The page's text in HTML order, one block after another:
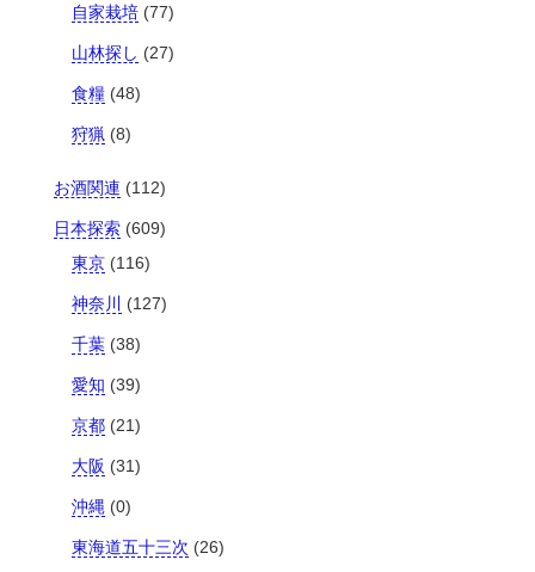
自家栽培(77)
山林探し (27)
食糧(48)
狩猟 (8)
お酒関連 (112)
日本探索(609)
東京(116)
神奈川 (127)
千葉(38)
愛知 (39)
京都(21)
大阪 (31)
沖縄 (0)
東海道五十三次 (26)